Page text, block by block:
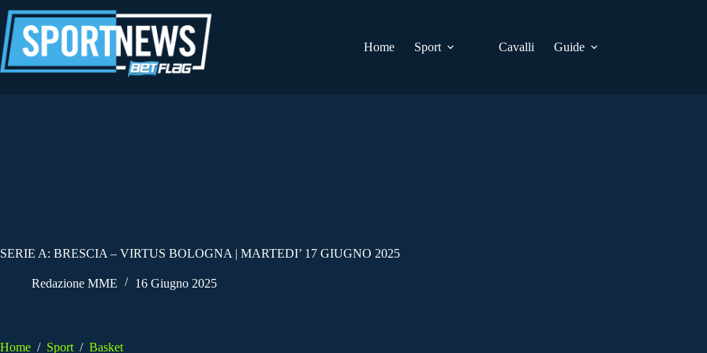
al
contenuto
Home
Sport Cavalli Guide
SERIE A: BRESCIA – VIRTUS BOLOGNA | MARTEDI’ 17 GIUGNO 2025
Redazione MME 16 Giugno 2025
Home / Sport / Basket